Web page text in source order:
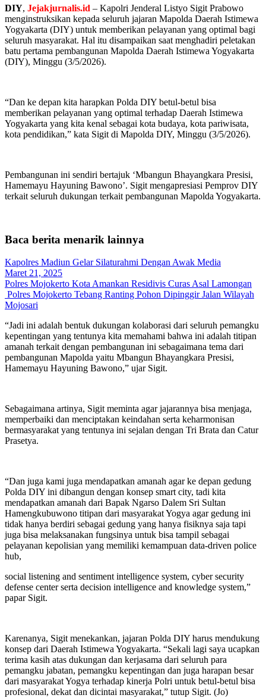
DIY, Jejakjurnalis.id – Kapolri Jenderal Listyo Sigit Prabowo
menginstruksikan kepada seluruh jajaran Mapolda Daerah Istimewa
Yogyakarta (DIY) untuk memberikan pelayanan yang optimal bagi
seluruh masyarakat. Hal itu disampaikan saat menghadiri peletakan
batu pertama pembangunan Mapolda Daerah Istimewa Yogyakarta
(DIY), Minggu (3/5/2026).
“Dan ke depan kita harapkan Polda DIY betul-betul bisa
memberikan pelayanan yang optimal terhadap Daerah Istimewa
Yogyakarta yang kita kenal sebagai kota budaya, kota pariwisata,
kota pendidikan,” kata Sigit di Mapolda DIY, Minggu (3/5/2026).
Pembangunan ini sendiri bertajuk ‘Mbangun Bhayangkara Presisi,
Hamemayu Hayuning Bawono’. Sigit mengapresiasi Pemprov DIY
terkait seluruh dukungan terkait pembangunan Mapolda Yogyakarta.
Baca berita menarik lainnya
Kapolres Madiun Gelar Silaturahmi Dengan Awak Media
Maret 21, 2025
Polres Mojokerto Kota Amankan Residivis Curas Asal Lamongan
Polres Mojokerto Tebang Ranting Pohon Dipinggir Jalan Wilayah
Mojosari
“Jadi ini adalah bentuk dukungan kolaborasi dari seluruh pemangku
kepentingan yang tentunya kita memahami bahwa ini adalah titipan
amanah terkait dengan pembangunan ini sebagaimana tema dari
pembangunan Mapolda yaitu Mbangun Bhayangkara Presisi,
Hamemayu Hayuning Bawono,” ujar Sigit.
Sebagaimana artinya, Sigit meminta agar jajarannya bisa menjaga,
memperbaiki dan menciptakan keindahan serta keharmonisan
bermasyarakat yang tentunya ini sejalan dengan Tri Brata dan Catur
Prasetya.
“Dan juga kami juga mendapatkan amanah agar ke depan gedung
Polda DIY ini dibangun dengan konsep smart city, tadi kita
mendapatkan amanah dari Bapak Ngarso Dalem Sri Sultan
Hamengkubuwono titipan dari masyarakat Yogya agar gedung ini
tidak hanya berdiri sebagai gedung yang hanya fisiknya saja tapi
juga bisa melaksanakan fungsinya untuk bisa tampil sebagai
pelayanan kepolisian yang memiliki kemampuan data-driven police
hub,
social listening and sentiment intelligence system, cyber security
defense center serta decision intelligence and knowledge system,”
papar Sigit.
Karenanya, Sigit menekankan, jajaran Polda DIY harus mendukung
konsep dari Daerah Istimewa Yogyakarta. “Sekali lagi saya ucapkan
terima kasih atas dukungan dan kerjasama dari seluruh para
pemangku jabatan, pemangku kepentingan dan juga harapan besar
dari masyarakat Yogya terhadap kinerja Polri untuk betul-betul bisa
profesional, dekat dan dicintai masyarakat,” tutup Sigit. (Jo)